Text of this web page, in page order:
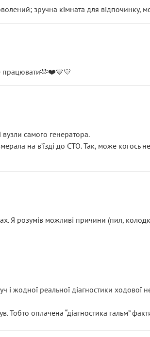
зручна кімната для відпочинку,
працювати🫶❤️💙💛
вузли самого генератора.
на вʼїзді до СТО. Так, може когось
Я розумів можливі причини (пил,
і жодної реальної діагностики
оплачена “діагностика гальм”